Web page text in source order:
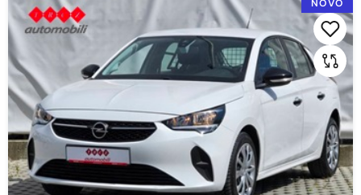
Min
Prikaži
Mjenjač
Sve
NOVO